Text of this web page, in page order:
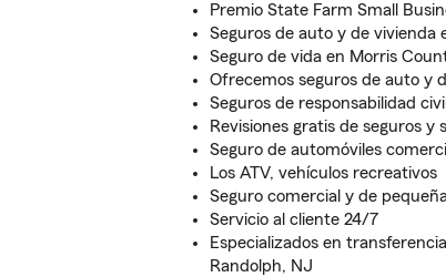
Premio State Farm Small
Seguros de auto y de vivienda
Seguro de vida en Morris
Ofrecemos seguros de auto y
Seguros de responsabilidad
Revisiones gratis de seguros y
Seguro de automóviles
Los ATV, vehículos recreativos
Seguro comercial y de
Servicio al cliente 24/7
Especializados en
Randolph, NJ